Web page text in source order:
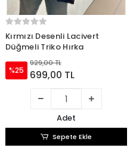
Kırmızı Desenli Lacivert
Düğmeli Triko Hırka
%25
929,00 TL
699,00 TL
Adet
Sepete Ekle